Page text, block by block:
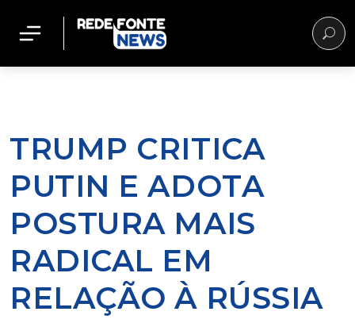
TRUMP CRITICA
PUTIN E ADOTA
POSTURA MAIS
RADICAL EM
RELAÇÃO À RÚSSIA